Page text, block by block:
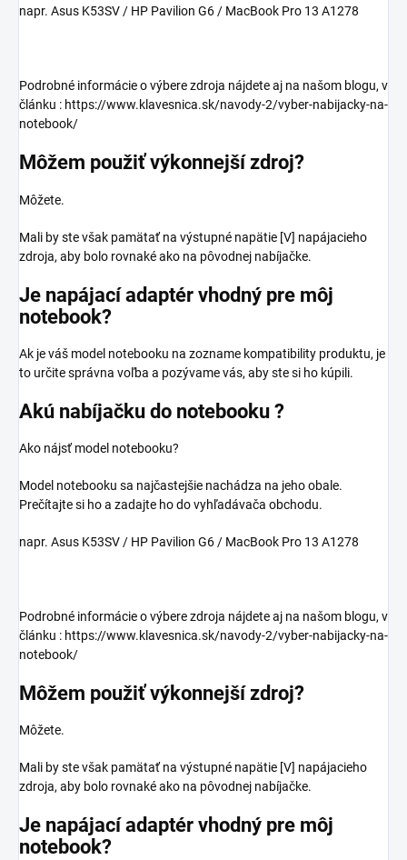
napr. Asus K53SV / HP Pavilion G6 / MacBook Pro 13 A1278
Podrobné informácie o výbere zdroja nájdete aj na našom blogu, v
článku : https://www.klavesnica.sk/navody-2/vyber-nabijacky-na-
notebook/
Môžem použiť výkonnejší zdroj?
Môžete.
Mali by ste však pamätať na výstupné napätie [V] napájacieho
zdroja, aby bolo rovnaké ako na pôvodnej nabíjačke.
Je napájací adaptér vhodný pre môj
notebook?
Ak je váš model notebooku na zozname kompatibility produktu, je
to určite správna voľba a pozývame vás, aby ste si ho kúpili.
Akú nabíjačku do notebooku ?
Ako nájsť model notebooku?
Model notebooku sa najčastejšie nachádza na jeho obale.
Prečítajte si ho a zadajte ho do vyhľadávača obchodu.
napr. Asus K53SV / HP Pavilion G6 / MacBook Pro 13 A1278
Podrobné informácie o výbere zdroja nájdete aj na našom blogu, v
článku : https://www.klavesnica.sk/navody-2/vyber-nabijacky-na-
notebook/
Môžem použiť výkonnejší zdroj?
Môžete.
Mali by ste však pamätať na výstupné napätie [V] napájacieho
zdroja, aby bolo rovnaké ako na pôvodnej nabíjačke.
Je napájací adaptér vhodný pre môj
notebook?